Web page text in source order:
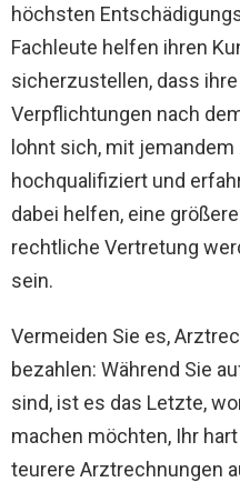
höchsten
Fachleute helfen ihren
sicherzustellen, dass
Verpflichtungen nach
lohnt sich, mit
hochqualifiziert und
dabei helfen, eine
rechtliche Vertretung
sein.
Vermeiden Sie es,
bezahlen: Während Sie
sind, ist es das Letzte,
machen möchten, Ihr
teurere Arztrechnungen